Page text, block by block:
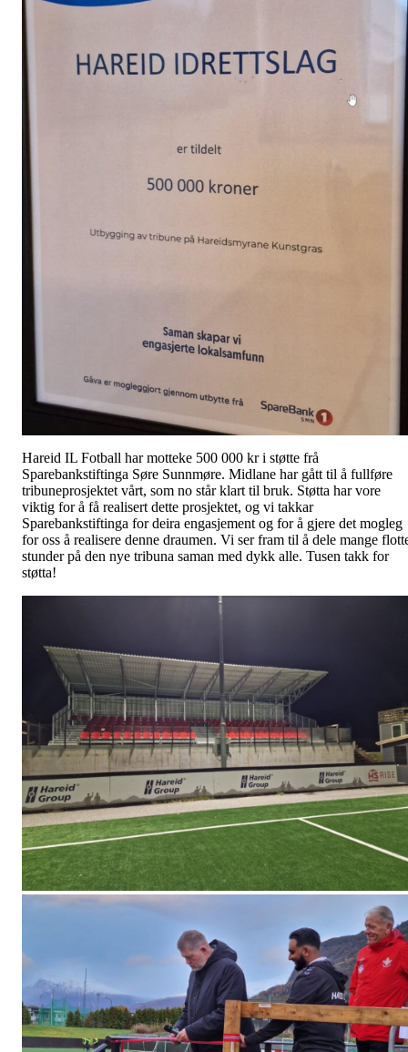
Hareid IL Fotball har motteke 500 000 kr i støtte frå
Sparebankstiftinga Søre Sunnmøre. Midlane har gått til å fullføre
tribuneprosjektet vårt, som no står klart til bruk. Støtta har vore
viktig for å få realisert dette prosjektet, og vi takkar
Sparebankstiftinga for deira engasjement og for å gjere det mogleg
for oss å realisere denne draumen. Vi ser fram til å dele mange
stunder på den nye tribuna saman med dykk alle. Tusen takk for
støtta!